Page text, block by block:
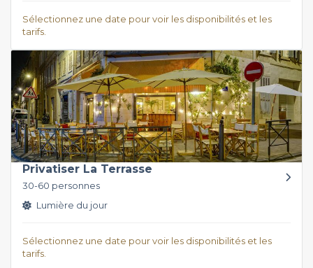
Sélectionnez une date pour voir les disponibilités et les
tarifs.
Privatiser La Terrasse
30-60 personnes
Lumière du jour
Sélectionnez une date pour voir les disponibilités et les
tarifs.